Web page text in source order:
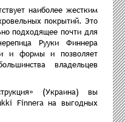
наиболее жестким
покрытий. Это
подходящее почти для
Рууки Финнера
и формы и позволяет
владельцев
(Украина) вы
Finnera на выгодных